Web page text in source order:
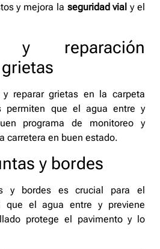
y mejora la seguridad vial y el
y reparación
y reparar grietas en la carpeta
permiten que el agua entre y
programa de monitoreo y
carretera en buen estado.
y bordes
y bordes es crucial para el
que el agua entre y previene
protege el pavimento y lo